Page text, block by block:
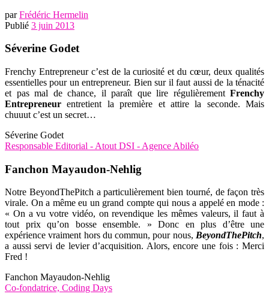
parFrédéric Hermelin
Publié 3 juin 2013
Séverine Godet
Frenchy Entrepreneur c’est de la curiosité et du cœur, deux qualités
essentielles pour un entrepreneur. Bien sur il faut aussi de la ténacité
et pas mal de chance, il paraît que lire régulièrement Frenchy
Entrepreneur entretient la première et attire la seconde. Mais
chuuut c’est un secret…
Séverine Godet
Responsable Editorial - Atout DSI - Agence Abiléo
Fanchon Mayaudon-Nehlig
Notre BeyondThePitch a particulièrement bien tourné, de façon très
virale. On a même eu un grand compte qui nous a appelé en mode :
« On a vu votre vidéo, on revendique les mêmes valeurs, il faut à
tout prix qu’on bosse ensemble. » Donc en plus d’être une
expérience vraiment hors du commun, pour nous, BeyondThePitch,
a aussi servi de levier d’acquisition. Alors, encore une fois : Merci
Fred !
Fanchon Mayaudon-Nehlig
Co-fondatrice, Coding Days